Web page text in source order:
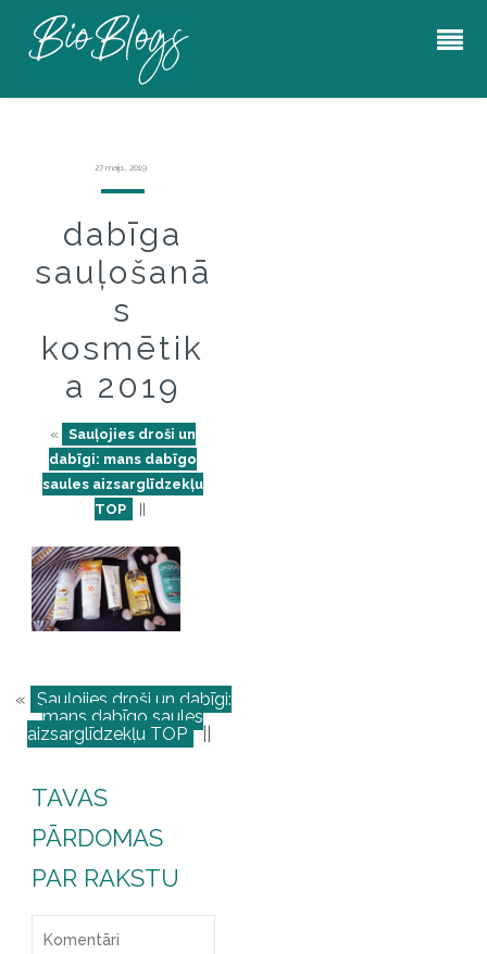
27 maijs, 2019
dabīga
sauļošanā
s
kosmētik
a 2019
«
Sauļojies droši un
dabīgi: mans dabīgo
saules aizsarglīdzekļu
TOP
« Sauļojies droši un dabīgi:
mans dabīgo saules
aizsarglīdzekļu TOP ||
TAVAS
PĀRDOMAS
PAR RAKSTU